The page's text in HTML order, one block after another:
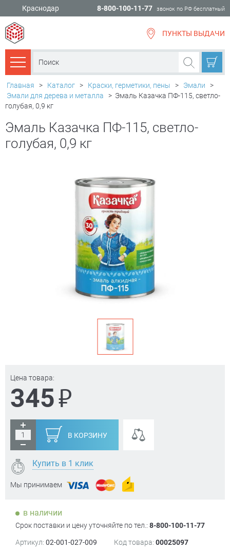
Краснодар 8-800-100-11-77 звонок по РФ бесплатный
ПУНКТЫ ВЫДАЧИ
Каталог товаров
Главная > Каталог > Краски, герметики, пены > Эмали
>
Эмали для дерева и металла
> Эмаль Казачка ПФ-115, светло-
голубая, 0,9 кг
Эмаль Казачка ПФ-115, светло-
голубая, 0,9 кг
Цена товара:
345₽
В КОРЗИНУ
Купить в 1 клик
Мы принимаем
в наличии
Срок поставки и цену уточняйте по тел.: 8-800-100-11-77
Артикул: 02-001-027-009 Код товара: 00025097